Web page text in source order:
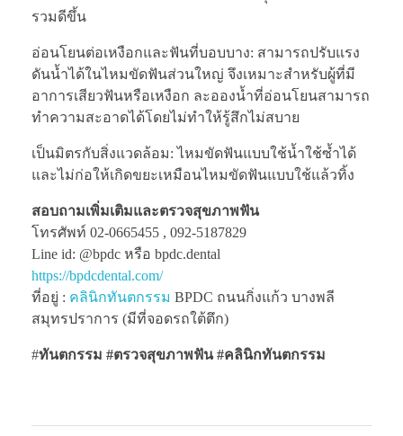
รวมดีขึ้น
อ่อนโยนต่อเหงือกและฟันที่บอบบาง: สามารถปรับแรง
ดันน้ำได้ในไหมขัดฟันส่วนใหญ่ จึงเหมาะสำหรับผู้ที่มี
อาการเสียวฟันหรือเหงือก ละอองน้ำที่อ่อนโยนสามารถ
ทำความสะอาดได้โดยไม่ทำให้รู้สึกไม่สบาย
เป็นมิตรกับสิ่งแวดล้อม: ไหมขัดฟันแบบใช้น้ำใช้ซ้ำได้
และไม่ก่อให้เกิดขยะเหมือนไหมขัดฟันแบบใช้แล้วทิ้ง
สอบถามเพิ่มเติมและตรวจสุขภาพฟัน
โทรศัพท์ 02-0665455 , 092-5187829
Line id: @bpdc หรือ bpdc.dental
https://bpdcdental.com/
ที่อยู่ : คลินิกทันตกรรม BPDC ถนนกิ่งแก้ว บางพลี
สมุทรปราการ (มีที่จอดรถใต้ตึก)
#ทันตกรรม #ตรวจสุขภาพฟัน #คลินิกทันตกรรม